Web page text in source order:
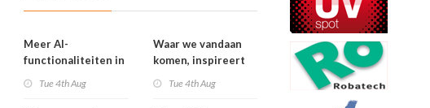
Meer AI-
functionaliteiten in
Tue 4th Aug
Waar we vandaan
komen, inspireert
Tue 4th Aug